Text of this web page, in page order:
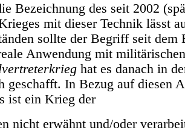
Bezeichnung des seit 2002
mit dieser Technik lässt
sollte der Begriff seit dem
Anwendung mit
hat es danach in
geschafft. In Bezug auf diesen
ist ein Krieg der
nicht erwähnt und/oder